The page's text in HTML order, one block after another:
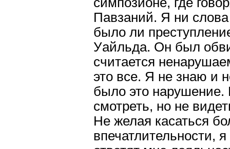
Павзаний. Я ни слова
было ли
Уайльда. Он был
считается
это все. Я не знаю и
было это
смотреть, но не
Не желая касаться
впечатлительности,